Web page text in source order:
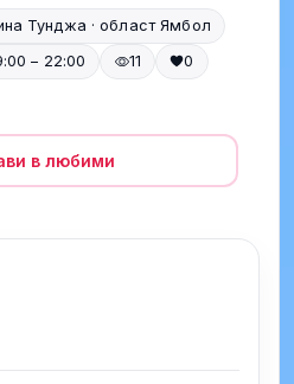
Тунджа · област Ямбол
– 22:00 11
0
в любими